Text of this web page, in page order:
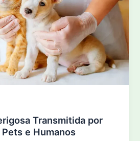
Transmitida por
e Humanos